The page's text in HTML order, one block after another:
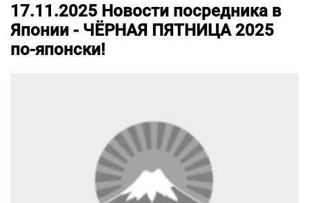
17.11.2025 Новости посредника в
Японии - ЧЁРНАЯ ПЯТНИЦА 2025
по-японски!